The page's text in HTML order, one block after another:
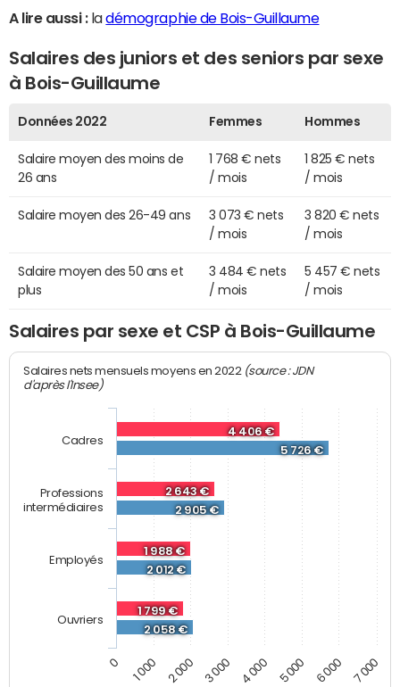
A lire aussi :ladémographie de Bois-Guillaume
Salaires des juniors et des seniors par sexe
à Bois-Guillaume
Données 2022 Femmes Hommes
Salaire moyen des moins de
26 ans
1 768 € nets
/ mois
1 825 € nets
/ mois
Salaire moyen des 26-49 ans
3 073 € nets
/ mois
3 820 € nets
/ mois
Salaire moyen des 50 ans et
plus
3 484 € nets
/ mois
5 457 € nets
/ mois
Salaires par sexe et CSP à Bois-Guillaume
Salaires nets mensuels moyens en 2022 (source : JDN
d'après l'Insee)
4 406 €
2 643 €
1 988 €
1 799 €
5 726 €
2 905 €
2 012 €
2 058 €
Cadres
Professions
intermédiaires
Employés
Ouvriers
0 1 000 2 000 3 000 4 000 5 000 6 000 7 000